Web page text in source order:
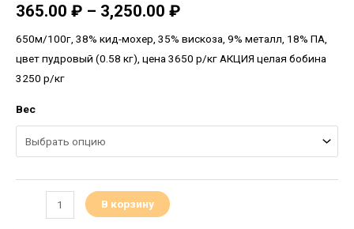
365.00 ₽ – 3,250.00 ₽
650м/100г, 38% кид-мохер, 35% вискоза, 9% металл, 18% ПА,
цвет пудровый (0.58 кг), цена 3650 р/кг АКЦИЯ целая бобина
3250 р/кг
Вес
В корзину